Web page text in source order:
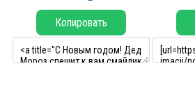
Копировать